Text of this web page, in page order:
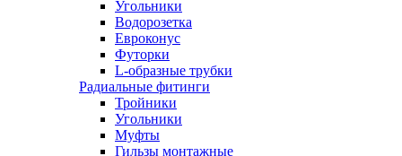
Угольники
Водорозетка
Евроконус
Футорки
L-образные трубки
Радиальные фитинги
Тройники
Угольники
Муфты
Гильзы монтажные